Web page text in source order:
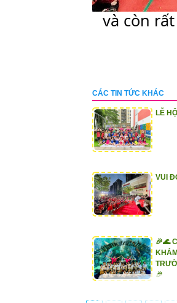
và còn
CÁC TIN TỨC KHÁC
LỄ
VUI
🎉🌊
🎉